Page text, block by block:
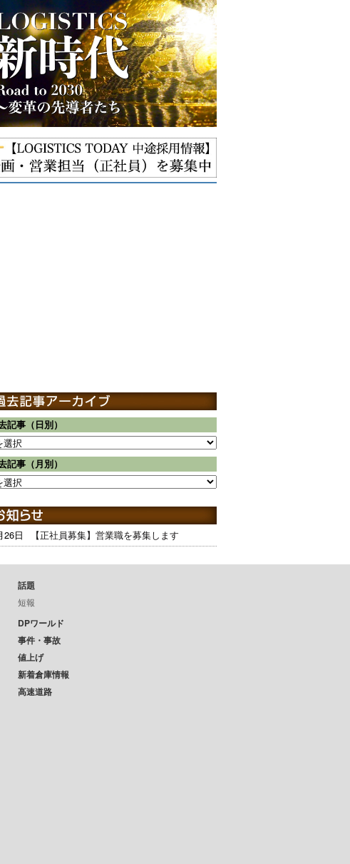
記事（日別）
記事（月別）
26日 【正社員募集】営業職を募集します
話題
短報
DPワールド
事件・事故
値上げ
新着倉庫情報
高速道路